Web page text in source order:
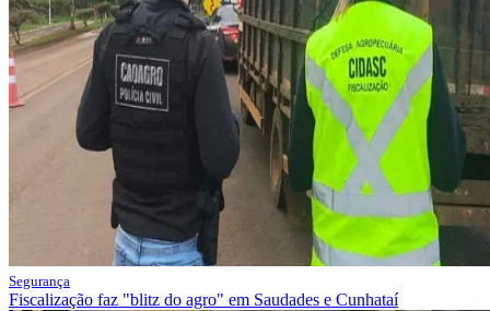
Segurança
Fiscalização faz "blitz do agro" em Saudades e Cunhataí